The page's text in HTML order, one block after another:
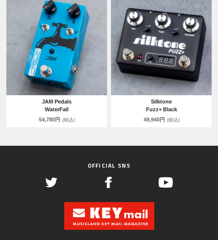
JAM Pedals
WaterFall
54,780円 (税込)
Silktone
Fuzz+ Black
49,940円 (税込)
OFFICIAL SNS